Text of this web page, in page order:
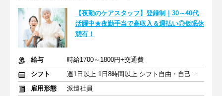
【夜勤のケアスタッフ】登録制｜30～40代
活躍中★夜勤手当で高収入＆週払い◎仮眠休
憩有！
給与
時給1700～1800円+交通費
シフト
週1日以上 1日8時間以上 シフト自由・自己申告
雇用形態
派遣社員